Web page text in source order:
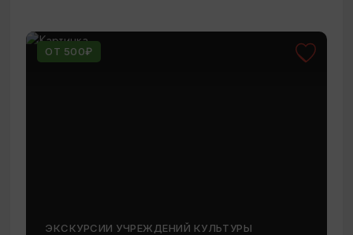
ОТ 500₽
ЭКСКУРСИИ УЧРЕЖДЕНИЙ КУЛЬТУРЫ